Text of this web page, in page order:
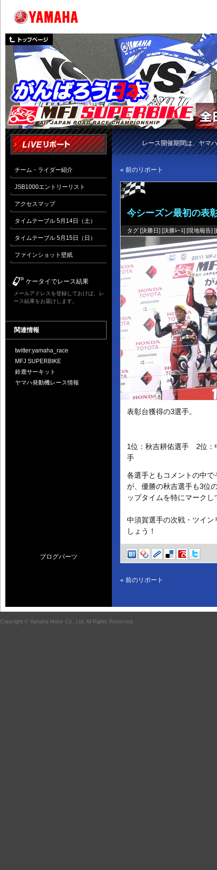
レース開催期間は、ヤマ
« 前のリポート
今シーズン最初の表
タグ [決勝日 ] [決勝ﾚｰｽ] [現地報告] [
表彰台獲得の3選手。
1位：秋吉耕佑選手 2位
手
各選手ともコメントの中
が、優勝の秋吉選手も3位
ップタイムを特にマーク
中須賀選手の次戦・ツイ
しょう！
« 前のリポート
チーム・ライダー紹介
JSB1000エントリーリスト
アクセスマップ
タイムテーブル 5月14日（土）
タイムテーブル 5月15日（日）
ファインショット壁紙
ケータイでレース結果
メールアドレスを登録しておけば、レ
ース結果をお届けします。
関連情報
twitter:yamaha_race
MFJ SUPERBIKE
鈴鹿サーキット
ヤマハ発動機レース情報
ブログパーツ
Copyright © Yamaha Motor Co., Ltd. All Rights Reserved.